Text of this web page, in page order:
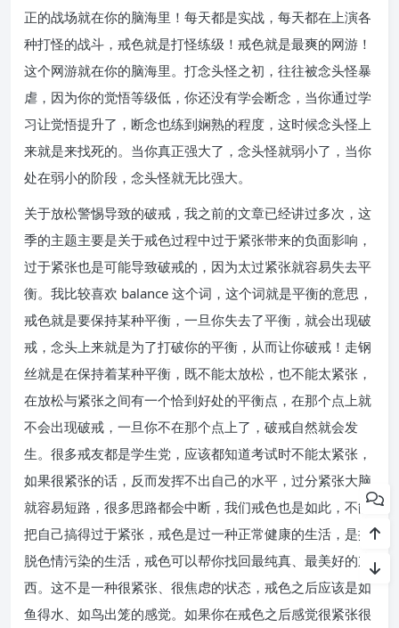
正的战场就在你的脑海里！每天都是实战，每天都在上演各
种打怪的战斗，戒色就是打怪练级！戒色就是最爽的网游！
这个网游就在你的脑海里。打念头怪之初，往往被念头怪暴
虐，因为你的觉悟等级低，你还没有学会断念，当你通过学
习让觉悟提升了，断念也练到娴熟的程度，这时候念头怪上
来就是来找死的。当你真正强大了，念头怪就弱小了，当你
处在弱小的阶段，念头怪就无比强大。
关于放松警惕导致的破戒，我之前的文章已经讲过多次，这
季的主题主要是关于戒色过程中过于紧张带来的负面影响，
过于紧张也是可能导致破戒的，因为太过紧张就容易失去平
衡。我比较喜欢 balance 这个词，这个词就是平衡的意思，
戒色就是要保持某种平衡，一旦你失去了平衡，就会出现破
戒，念头上来就是为了打破你的平衡，从而让你破戒！走钢
丝就是在保持着某种平衡，既不能太放松，也不能太紧张，
在放松与紧张之间有一个恰到好处的平衡点，在那个点上就
不会出现破戒，一旦你不在那个点上了，破戒自然就会发
生。很多戒友都是学生党，应该都知道考试时不能太紧张，
如果很紧张的话，反而发挥不出自己的水平，过分紧张大脑
就容易短路，很多思路都会中断，我们戒色也是如此，不能
把自己搞得过于紧张，戒色是过一种正常健康的生活，是摆
脱色情污染的生活，戒色可以帮你找回最纯真、最美好的东
西。这不是一种很紧张、很焦虑的状态，戒色之后应该是如
鱼得水、如鸟出笼的感觉。如果你在戒色之后感觉很紧张很